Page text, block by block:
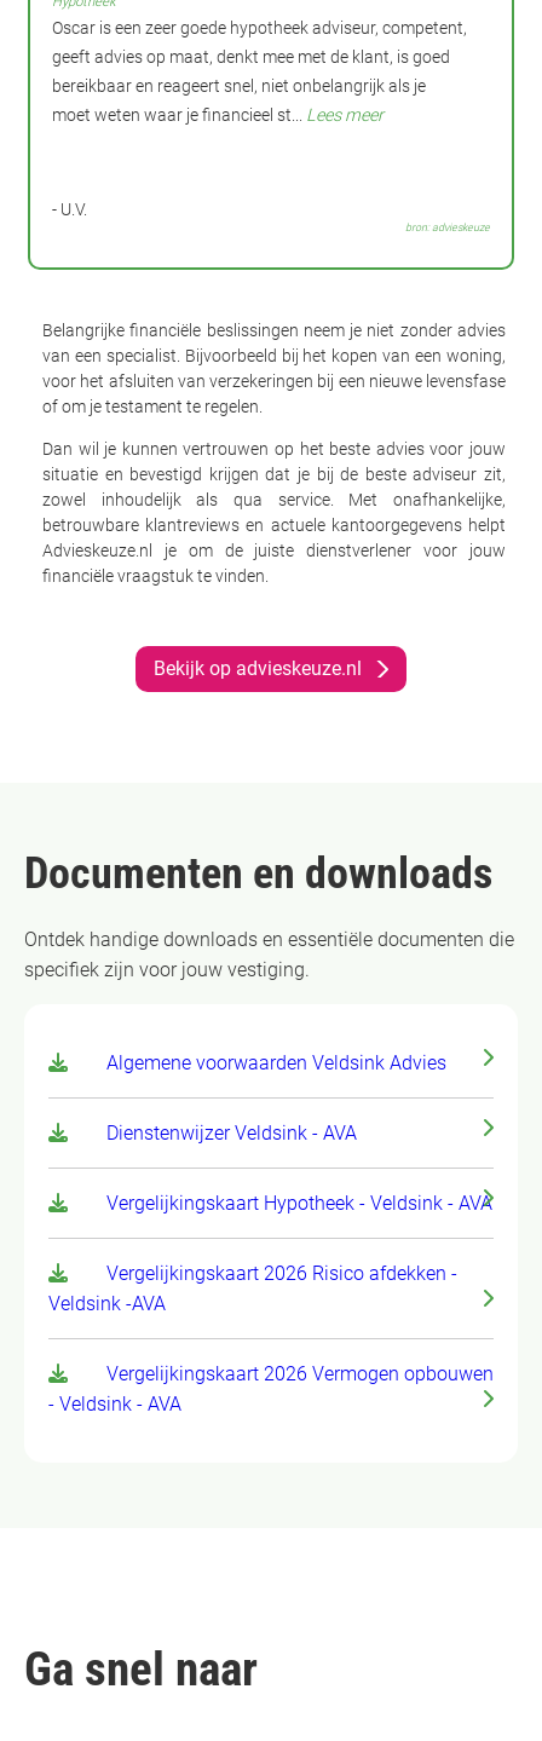
Oscar is een zeer goede hypotheek adviseur, competent,
geeft advies op maat, denkt mee met de klant, is goed
bereikbaar en reageert snel, niet onbelangrijk als je
moet weten waar je financieel st... Lees meer
- U.V.
bron: advieskeuze
Belangrijke financiële beslissingen neem je niet zonder advies
van een specialist. Bijvoorbeeld bij het kopen van een woning,
voor het afsluiten van verzekeringen bij een nieuwe levensfase
of om je testament te regelen.
Dan wil je kunnen vertrouwen op het beste advies voor jouw
situatie en bevestigd krijgen dat je bij de beste adviseur zit,
zowel inhoudelijk als qua service. Met onafhankelijke,
betrouwbare klantreviews en actuele kantoorgegevens helpt
Advieskeuze.nl je om de juiste dienstverlener voor jouw
financiële vraagstuk te vinden.
Bekijk op advieskeuze.nl
Documenten en downloads
Ontdek handige downloads en essentiële documenten die
specifiek zijn voor jouw vestiging.
Algemene voorwaarden Veldsink Advies
Dienstenwijzer Veldsink - AVA
Vergelijkingskaart Hypotheek - Veldsink - AVA
Vergelijkingskaart 2026 Risico afdekken -
Veldsink -AVA
Vergelijkingskaart 2026 Vermogen opbouwen
- Veldsink - AVA
Ga snel naar